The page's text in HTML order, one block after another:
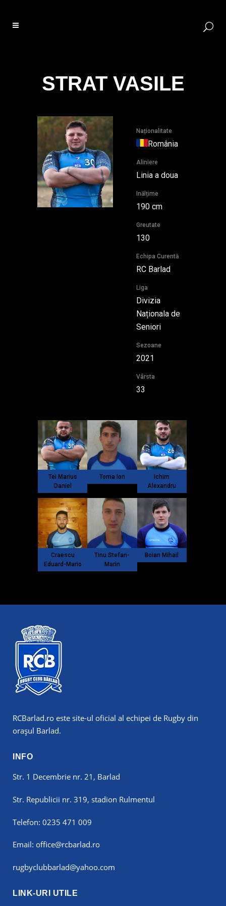
STRAT VASILE
Naționalitate
România
Aliniere
Linia a doua
Inălțime
190 cm
Greutate
130
Echipa Curentă
RC Barlad
Liga
Divizia
Naționala de
Seniori
Sezoane
2021
Vârsta
33
Tei Marius
Daniel
Toma Ion
Ichim
Alexandru
Craescu
Eduard-Mario
Tinu Stefan-
Marin
Boian Mihail
RCBarlad.ro este site-ul oficial al echipei de Rugby din
orașul Barlad.
INFO
Str. 1 Decembrie nr. 21, Barlad
Str. Republicii nr. 319, stadion Rulmentul
Telefon: 0235 471 009
Email: office@rcbarlad.ro
rugbyclubbarlad@yahoo.com
LINK-URI UTILE